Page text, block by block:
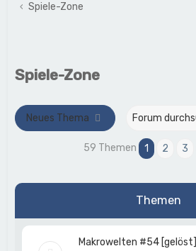
Spiele-Zone
Spiele-Zone
Neues Thema
59 Themen 1 2 3
Themen
Makrowelten #54 [gelöst]